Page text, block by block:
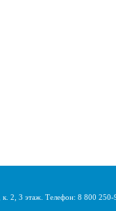
к. 2, 3 этаж. Телефон: 8 800